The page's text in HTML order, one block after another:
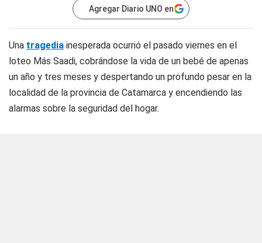
Agregar Diario UNO en
Una tragedia inesperada ocurrió el pasado viernes en el
loteo Más Saadi, cobrándose la vida de un bebé de apenas
un año y tres meses y despertando un profundo pesar en la
localidad de la provincia de Catamarca y encendiendo las
alarmas sobre la seguridad del hogar.